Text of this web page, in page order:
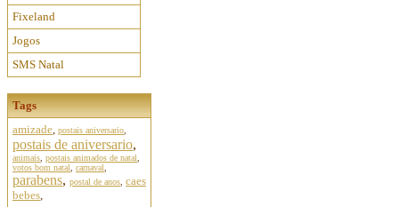
Fixeland
Jogos
SMS Natal
Tags
amizade, postais aniversario
postais de aniversario,
animais postais animados de natal
votos bom natal
carnaval
parabens, postal de anos caes
bebes,